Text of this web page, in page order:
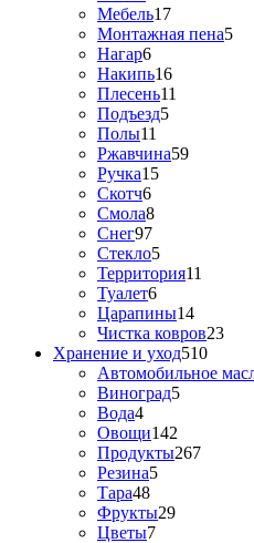
Мебель17
Монтажная пена5
Нагар6
Накипь16
Плесень11
Подъезд5
Полы11
Ржавчина59
Ручка15
Скотч6
Смола8
Снег97
Стекло5
Территория11
Туалет6
Царапины14
Чистка ковров23
Хранение и уход510
Автомобильное
Виноград5
Вода4
Овощи142
Продукты267
Резина5
Тара48
Фрукты29
Цветы7